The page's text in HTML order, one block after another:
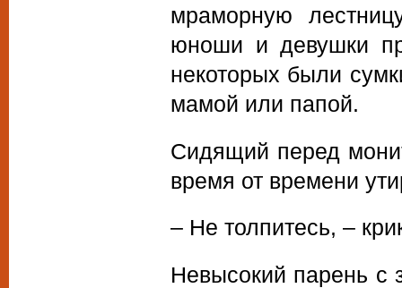
мраморную
юноши и девушки
некоторых были
мамой или папой.
Сидящий перед
время от времени
– Не толпитесь, –
Невысокий парень с